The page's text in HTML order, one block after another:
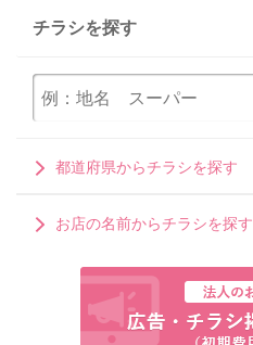
チラシを探す
都道府県からチラシを探す
お店の名前からチラシを探す